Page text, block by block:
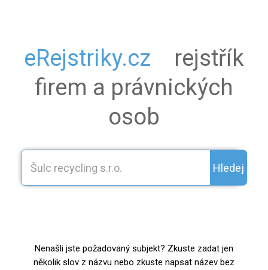
eRejstriky.cz
rejstřík
firem a právnických
osob
Hledej
Nenašli jste požadovaný subjekt? Zkuste zadat jen
několik slov z názvu nebo zkuste napsat název bez